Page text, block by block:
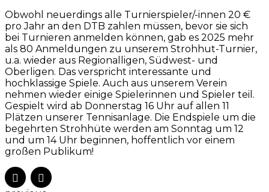
Obwohl neuerdings alle Turnierspieler/-innen 20 €
pro Jahr an den DTB zahlen müssen, bevor sie sich
bei Turnieren anmelden können, gab es 2025 mehr
als 80 Anmeldungen zu unserem Strohhut-Turnier,
u.a. wieder aus Regionalligen, Südwest- und
Oberligen. Das verspricht interessante und
hochklassige Spiele. Auch aus unserem Verein
nehmen wieder einige Spielerinnen und Spieler teil.
Gespielt wird ab Donnerstag 16 Uhr auf allen 11
Plätzen unserer Tennisanlage. Die Endspiele um die
begehrten Strohhüte werden am Sonntag um 12
und um 14 Uhr beginnen, hoffentlich vor einem
großen Publikum!